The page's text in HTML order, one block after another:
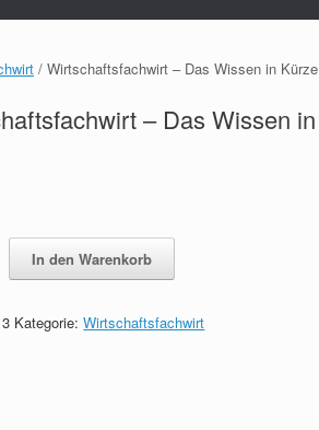
/ Wirtschaftsfachwirt – Das Wissen in Kürze
– Das Wissen in
In den Warenkorb
Kategorie:Wirtschaftsfachwirt